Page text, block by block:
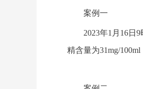
案例一
2023年1月16日
精含量为31mg/